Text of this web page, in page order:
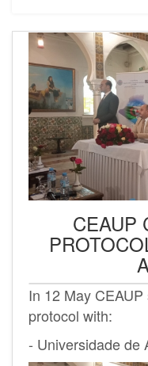
CEAUP
In 12 May
protocol with:
- Universidade de